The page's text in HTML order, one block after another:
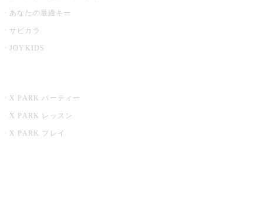
あなたの最適キー
サビカラ
JOYKIDS
X PARK パーティー
X PARK レッスン
X PARK プレイ